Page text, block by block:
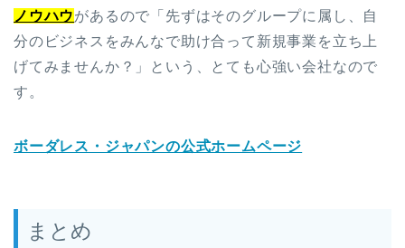
ノウハウがあるので「先ずはそのグループに属し、自
分のビジネスをみんなで助け合って新規事業を立ち上
げてみませんか？」という、とても心強い会社なので
す。
ボーダレス・ジャパンの公式ホームページ
まとめ